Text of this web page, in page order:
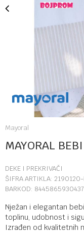
Mayoral
MAYORAL
DEKE I PREKRIVAČI
ŠIFRA ARTIKLA: 2190120-
BARKOD: 8445865930437
Nježan i elegantan
toplinu, udobnost i
Izrađen od kvalitetnih